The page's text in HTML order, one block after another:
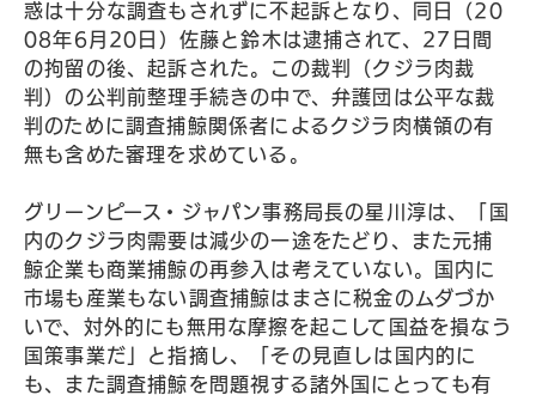
惑は十分な調査もされずに不起訴となり、同日（20
08年6月20日）佐藤と鈴木は逮捕されて、27日間
の拘留の後、起訴された。この裁判（クジラ肉裁
判）の公判前整理手続きの中で、弁護団は公平な裁
判のために調査捕鯨関係者によるクジラ肉横領の有
無も含めた審理を求めている。
グリーンピース・ジャパン事務局長の星川淳は、「国
内のクジラ肉需要は減少の一途をたどり、また元捕
鯨企業も商業捕鯨の再参入は考えていない。国内に
市場も産業もない調査捕鯨はまさに税金のムダづか
いで、対外的にも無用な摩擦を起こして国益を損なう
国策事業だ」と指摘し、「その見直しは国内的に
も、また調査捕鯨を問題視する諸外国にとっても有